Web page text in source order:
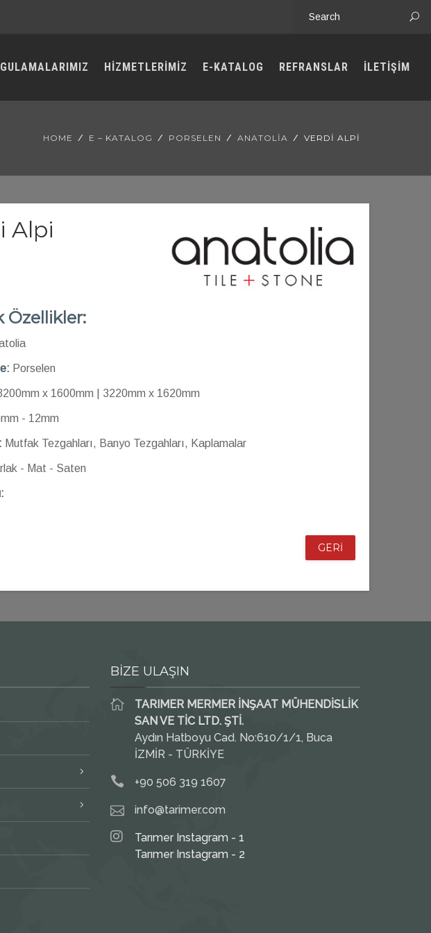
HİZMETLERİMİZ E-KATALOG REFRANSLAR İLETİŞİM
HOME E – KATALOG PORSELEN ANATOLIA VERDI ALPI
Alpi
Özellikler:
Porselen
x 1600mm | 3220mm x 1620mm
- 12mm
Mutfak Tezgahları, Banyo Tezgahları, Kaplamalar
- Mat - Saten
GERİ
BİZE ULAŞIN
TARIMER MERMER İNŞAAT MÜHENDİSLİK
SAN VE TİC LTD. ŞTİ.
Aydın Hatboyu Cad. No:610/1/1, Buca
İZMİR - TÜRKİYE
+90 506 319 1607
info@tarimer.com
Tarımer Instagram - 1
Tarımer Instagram - 2